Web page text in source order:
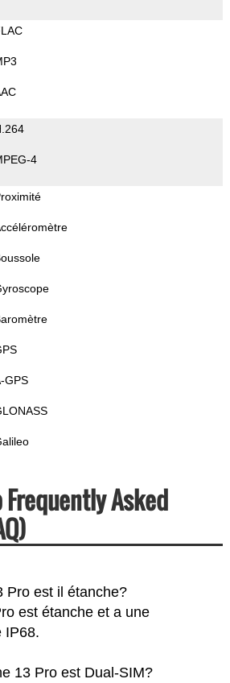
4
GPS
Frequently Asked
Pro est il étanche?
est étanche et a une
IP68.
13 Pro est Dual-SIM?